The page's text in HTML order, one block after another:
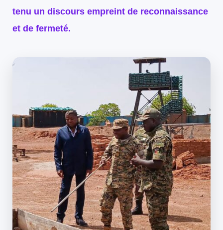
tenu un discours empreint de reconnaissance
et de fermeté.